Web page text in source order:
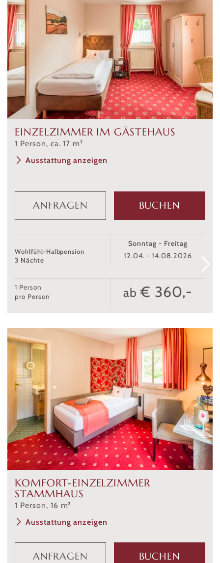
EINZELZIMMER IM GÄSTEHAUS
1 Person, ca. 17 m²
Ausstattung anzeigen
ANFRAGEN BUCHEN
Wohlfühl-Halbpension
3 Nächte
Sonntag - Freitag
12.04. - 14.08.2026
1 Person
pro Person
ab € 360,-
KOMFORT-EINZELZIMMER
STAMMHAUS
1 Person, 16 m²
Ausstattung anzeigen
ANFRAGEN BUCHEN